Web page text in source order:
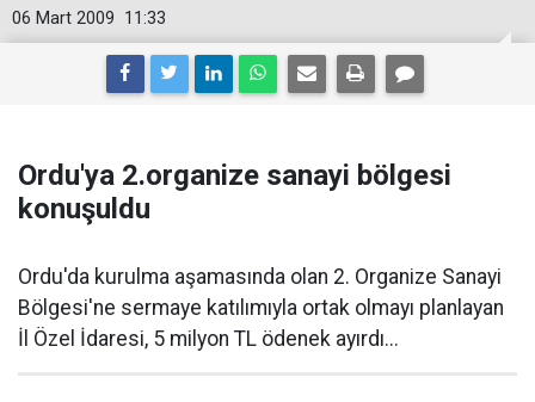
11:33
06 Mart 2009
Ordu'ya 2.organize sanayi bölgesi
konuşuldu
Ordu'da kurulma aşamasında olan 2. Organize Sanayi
Bölgesi'ne sermaye katılımıyla ortak olmayı planlayan
İl Özel İdaresi, 5 milyon TL ödenek ayırdı...